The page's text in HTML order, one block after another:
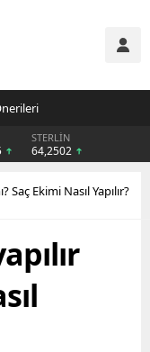
STERLİN
64,2502
Saç Ekimi Nasıl Yapılır?